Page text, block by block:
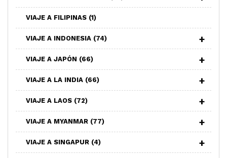
VIAJE A FILIPINAS (1)
VIAJE A INDONESIA (74)
VIAJE A JAPÓN (66)
VIAJE A LA INDIA (66)
VIAJE A LAOS (72)
VIAJE A MYANMAR (77)
VIAJE A SINGAPUR (4)